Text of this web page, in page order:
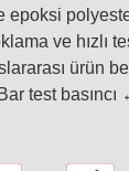
epoksi
ve hızlı
ürün
test basıncı